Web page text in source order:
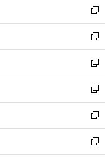
く
で
開
く
ド
ウ
で
開
く
ィ
ン
ド
ウ
で
開
く
い
ウ
ィ
ン
ド
ウ
で
開
く
新
し
い
ウ
ィ
ン
ド
ウ
で
開
く
新
し
い
ウ
ィ
ン
ド
ウ
で
開
新
し
い
ウ
ィ
ン
ド
ウ
新
し
い
ウ
ィ
ン
新
し
い
ウ
新
し